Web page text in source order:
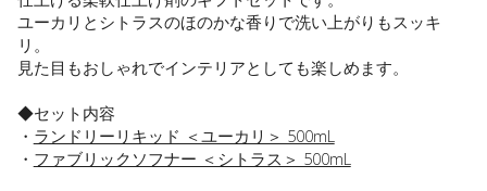
ユーカリとシトラスのほのかな香りで洗い上がりもスッキ
リ。
見た目もおしゃれでインテリアとしても楽しめます。
◆セット内容
・ ランドリーリキッド ＜ユーカリ＞ 500mL
・ ファブリックソフナー ＜シトラス＞ 500mL